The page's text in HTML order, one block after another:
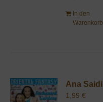
In den
Warenkorb
Ana Saidi
1,99€